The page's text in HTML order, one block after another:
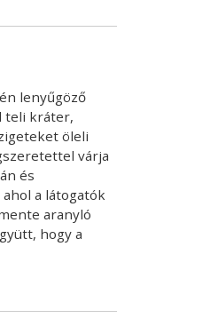
lenyűgöző
teli kráter,
öleli
várja
és
a látogatók
aranyló
hogy a